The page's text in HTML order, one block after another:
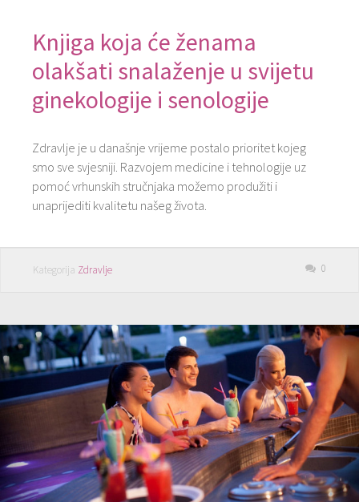
Knjiga koja će ženama
olakšati snalaženje u svijetu
ginekologije i senologije
Zdravlje je u današnje vrijeme postalo prioritet kojeg
smo sve svjesniji. Razvojem medicine i tehnologije uz
pomoć vrhunskih stručnjaka možemo produžiti i
unaprijediti kvalitetu našeg života.
Kategorija Zdravlje 0